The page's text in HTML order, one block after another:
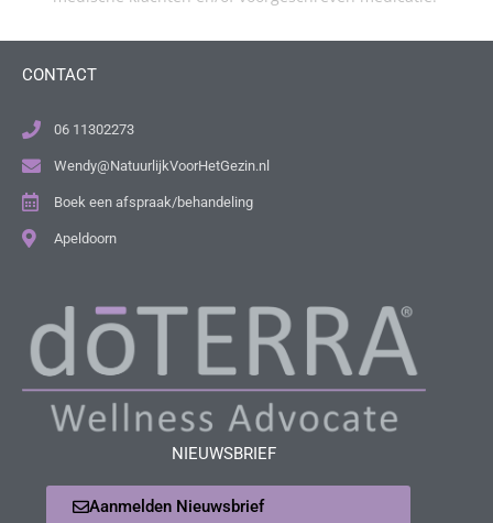
CONTACT
06 11302273
Wendy@NatuurlijkVoorHetGezin.nl
Boek een afspraak/behandeling
Apeldoorn
NIEUWSBRIEF
Aanmelden Nieuwsbrief